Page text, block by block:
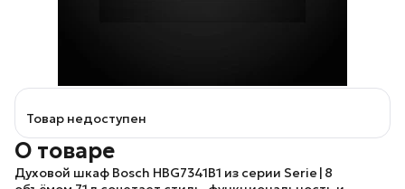
Товар недоступен
О товаре
Духовой шкаф Bosch HBG7341B1 из серии Serie | 8